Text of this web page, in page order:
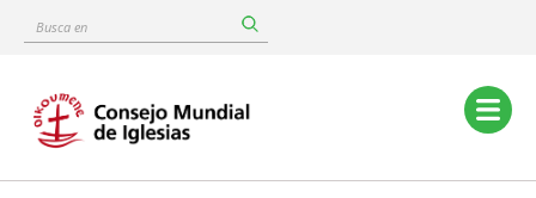
content
Busca
Main
navigation